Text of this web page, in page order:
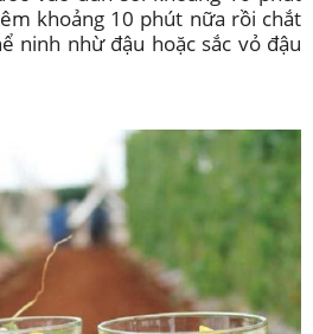
khoảng 10 phút nữa rồi chắt
ninh nhừ đậu hoặc sắc vỏ đậu